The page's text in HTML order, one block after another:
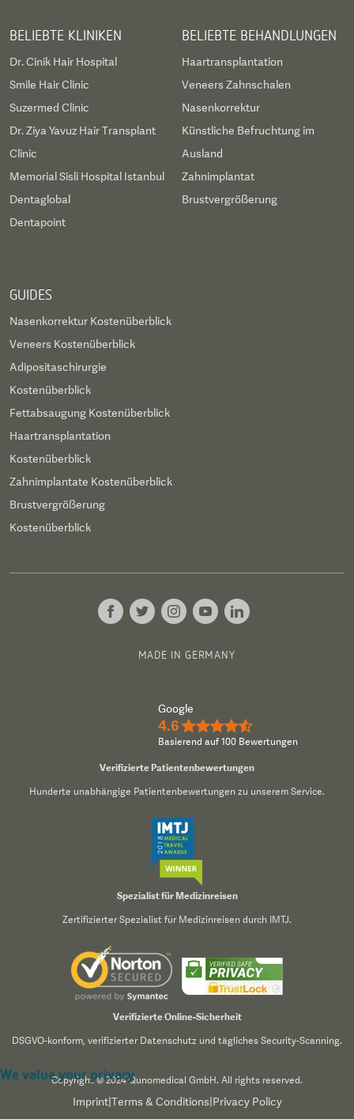
BELIEBTE KLINIKEN
Dr. Cinik Hair Hospital
Smile Hair Clinic
Suzermed Clinic
Dr. Ziya Yavuz Hair Transplant
Clinic
Memorial Sisli Hospital Istanbul
Dentaglobal
Dentapoint
BELIEBTE BEHANDLUNGEN
Haartransplantation
Veneers Zahnschalen
Nasenkorrektur
Künstliche Befruchtung im
Ausland
Zahnimplantat
Brustvergrößerung
GUIDES
Nasenkorrektur Kostenüberblick
Veneers Kostenüberblick
Adipositaschirurgie
Kostenüberblick
Fettabsaugung Kostenüberblick
Haartransplantation
Kostenüberblick
Zahnimplantate Kostenüberblick
Brustvergrößerung
Kostenüberblick
MADE IN GERMANY
Google
4.6 ★★★★½
Basierend auf 100 Bewertungen
Verifizierte Patientenbewertungen
Hunderte unabhängige Patientenbewertungen zu unserem Service.
Spezialist für Medizinreisen
Zertifizierter Spezialist für Medizinreisen durch IMTJ.
Verifizierte Online-Sicherheit
DSGVO-konform, verifizierter Datenschutz und tägliches Security-Scanning.
Copyright © 2024 Qunomedical GmbH. All rights reserved.
Imprint| Terms & Conditions Privacy Policy
We value your privacy
We use cookies to enhance your browsing experience,